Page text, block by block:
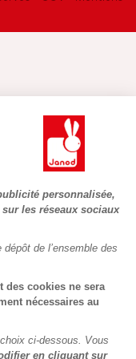
personnalisée,
les réseaux sociaux
de l’ensemble des
des cookies ne sera
nécessaires au
ci-dessous. Vous
en cliquant sur